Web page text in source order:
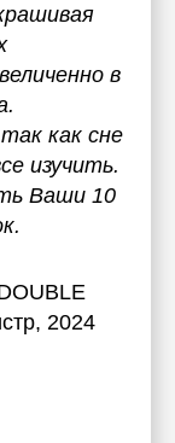
в
как сне
изучить.
Ваши 10
2024